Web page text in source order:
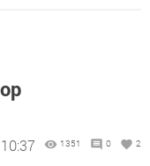
1351 0 2